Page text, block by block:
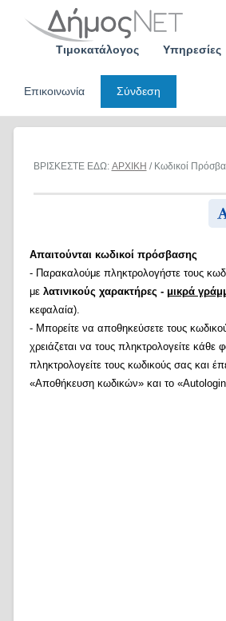
Τιμοκατάλογος Υπηρεσίες
Επικοινωνία
Σύνδεση
ΒΡΙΣΚΕΣΤΕ ΕΔΩ: ΑΡΧΙΚΗ / Κωδικοί
Απαιτούνται κωδικοί πρόσβασης
- Παρακαλούμε πληκτρολογήστε τους
με λατινικούς χαρακτήρες - μικρά
κεφαλαία).
- Μπορείτε να αποθηκεύσετε τους
χρειάζεται να τους πληκτρολογείτε κάθε
πληκτρολογείτε τους κωδικούς σας και
«Αποθήκευση κωδικών» και το